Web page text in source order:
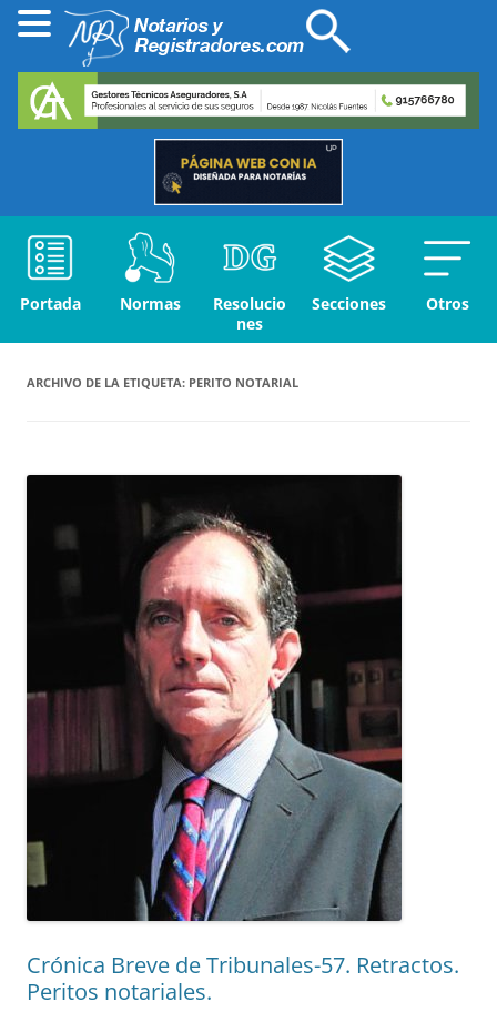
Portada Normas
Resolucio
nes
Secciones Otros
ARCHIVO DE LA ETIQUETA: PERITO NOTARIAL
Crónica Breve de Tribunales-57. Retractos.
Peritos notariales.